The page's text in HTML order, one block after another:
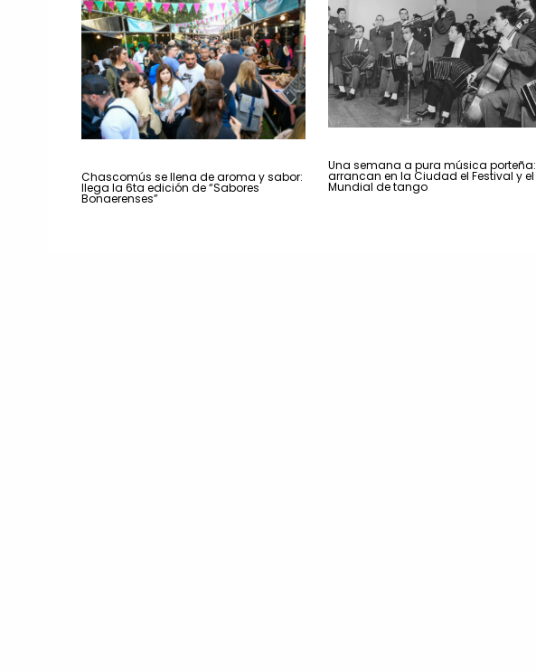
Chascomús se llena de aroma y sabor:
llega la 6ta edición de “Sabores
Bonaerenses”
Una semana a pura música porteña:
arrancan en la Ciudad el Festival y el
Mundial de tango